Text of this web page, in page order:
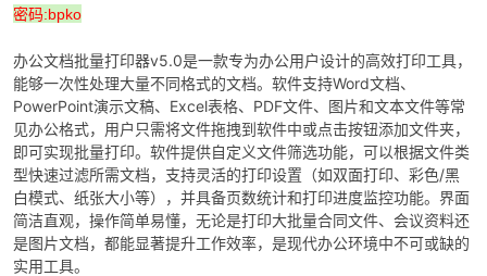
密码:bpko
办公文档批量打印器v5.0是一款专为办公用户设计的高效打印工具，
能够一次性处理大量不同格式的文档。软件支持Word文档、
PowerPoint演示文稿、Excel表格、PDF文件、图片和文本文件等常
见办公格式，用户只需将文件拖拽到软件中或点击按钮添加文件夹，
即可实现批量打印。软件提供自定义文件筛选功能，可以根据文件类
型快速过滤所需文档，支持灵活的打印设置（如双面打印、彩色/黑
白模式、纸张大小等），并具备页数统计和打印进度监控功能。界面
简洁直观，操作简单易懂，无论是打印大批量合同文件、会议资料还
是图片文档，都能显著提升工作效率，是现代办公环境中不可或缺的
实用工具。